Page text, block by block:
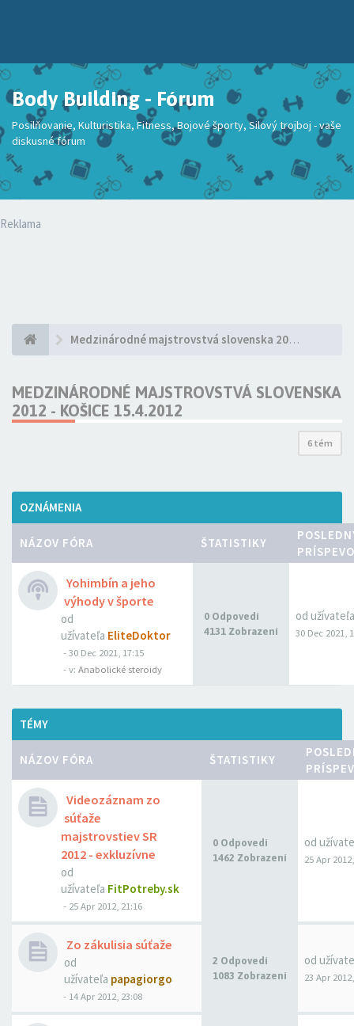
Body Building - Fórum
Posilňovanie, Kulturistika, Fitness, Bojové športy, Silový trojboj - vaše
diskusné fórum
Reklama
Medzinárodné majstrovstvá slovenska 2012 - Košice 15.4.2012
MEDZINÁRODNÉ MAJSTROVSTVÁ SLOVENSKA
2012 - KOŠICE 15.4.2012
6 tém
OZNÁMENIA
NÁZOV FÓRA ŠTATISTIKY
Yohimbín a jeho
výhody v športe
od
užívateľa EliteDoktor
- 30 Dec 2021, 17:15
- v: Anabolické steroidy
0 Odpovedí
4131 Zobrazení
od
30 Dec 2021,
TÉMY
NÁZOV FÓRA ŠTATISTIKY
Videozáznam zo
súťaže
majstrovstiev SR
2012 - exkluzívne
od
užívateľa FitPotreby.sk
- 25 Apr 2012, 21:16
0 Odpovedí
1462 Zobrazení
od
25 Apr
Zo zákulisia súťaže
od
užívateľa papagiorgo
- 14 Apr 2012, 23:08
2 Odpovedí
1083 Zobrazení
od
23 Apr